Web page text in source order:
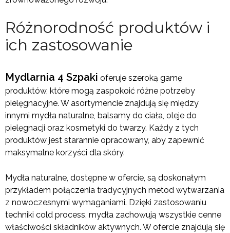
Różnorodność produktów i
ich zastosowanie
Mydlarnia 4 Szpaki oferuje szeroką gamę
produktów, które mogą zaspokoić różne potrzeby
pielęgnacyjne. W asortymencie znajdują się między
innymi mydła naturalne, balsamy do ciała, oleje do
pielęgnacji oraz kosmetyki do twarzy. Każdy z tych
produktów jest starannie opracowany, aby zapewnić
maksymalne korzyści dla skóry.
Mydła naturalne, dostępne w ofercie, są doskonałym
przykładem połączenia tradycyjnych metod wytwarzania
z nowoczesnymi wymaganiami. Dzięki zastosowaniu
techniki cold process, mydła zachowują wszystkie cenne
właściwości składników aktywnych. W ofercie znajdują się